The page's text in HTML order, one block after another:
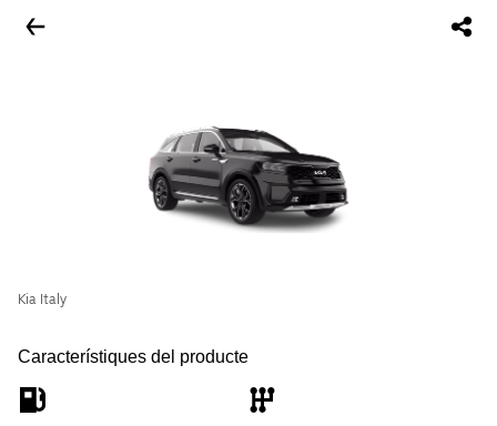
Kia Italy
Característiques del producte